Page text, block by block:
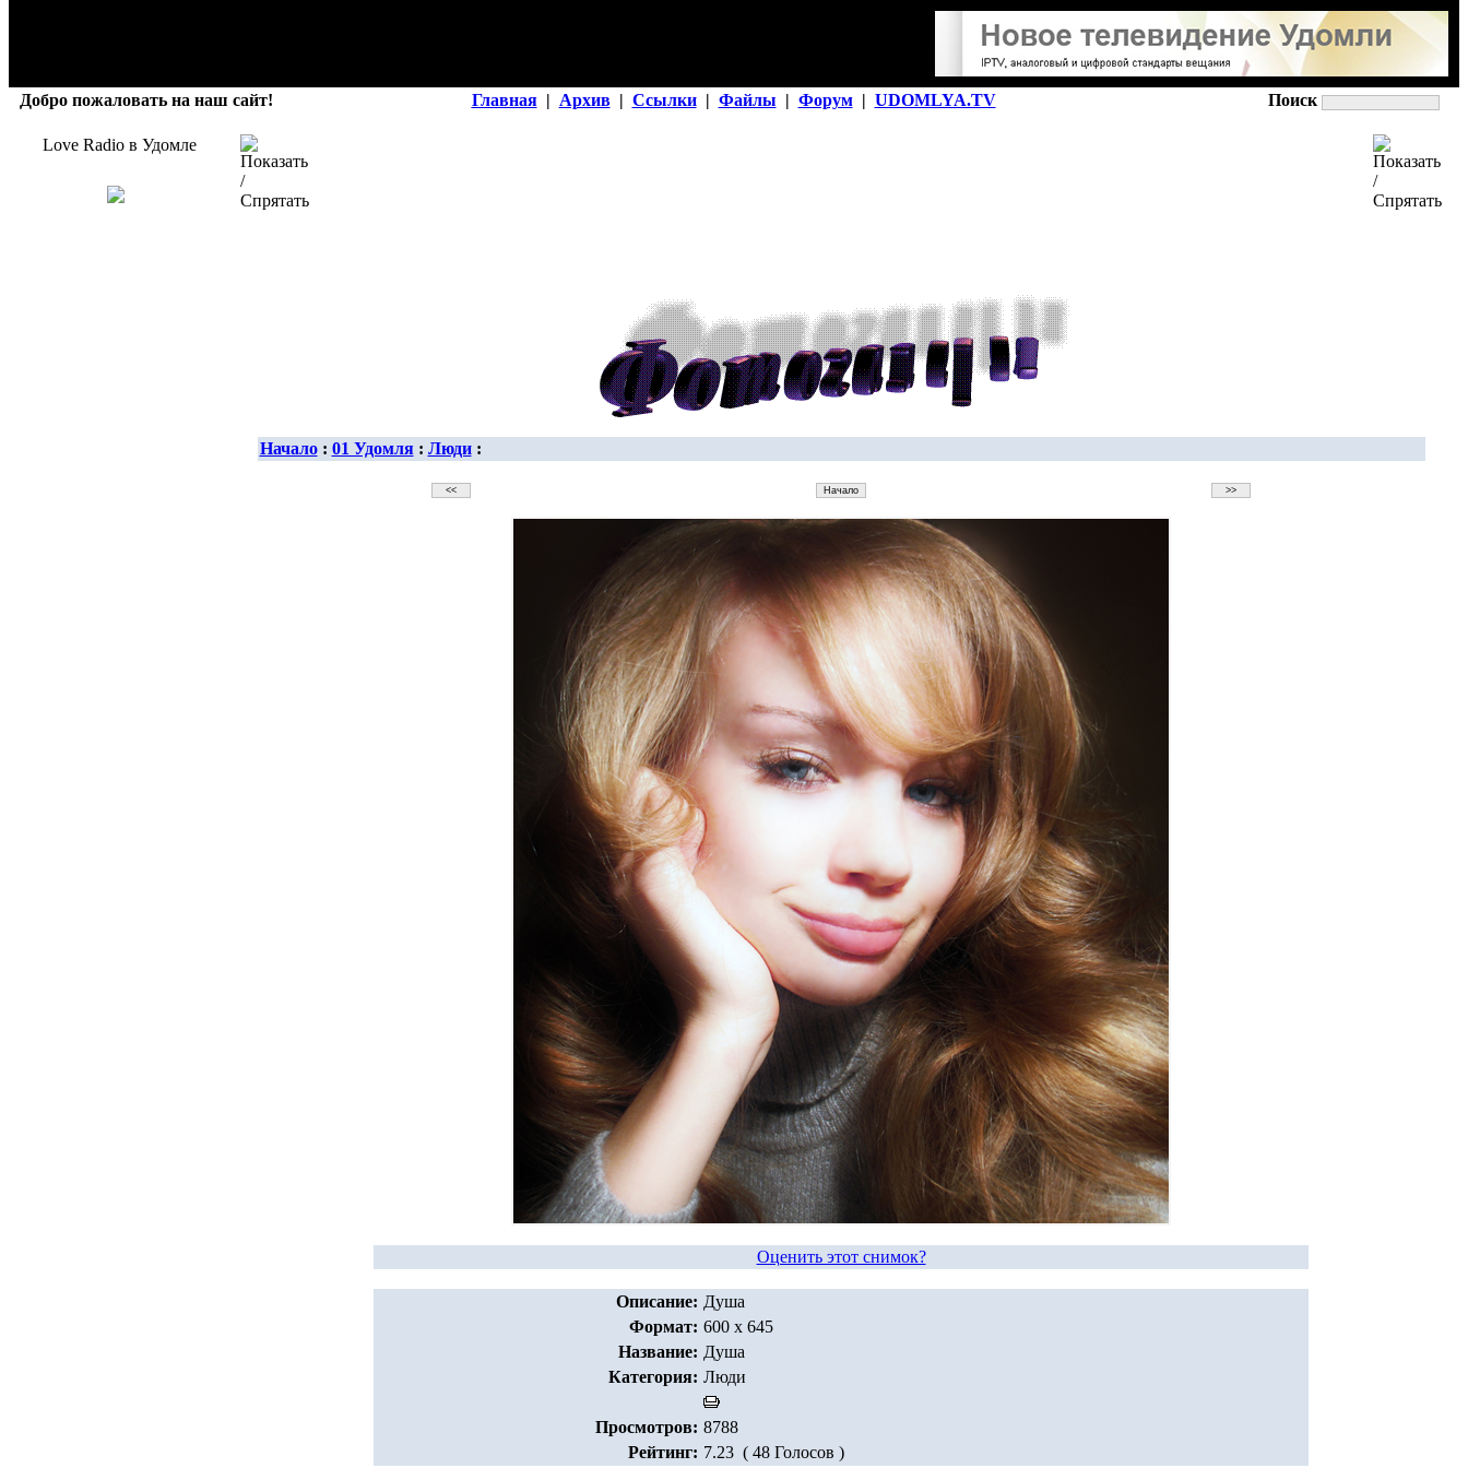
Добро пожаловать на наш сайт! Главная | Архив | Ссылки | Файлы | Форум | UDOMLYA.TV Поиск
Love Radio в Удомле
Начало: 01 Удомля: Люди:
Оценить этот снимок?
Описание: Душа
Формат: 600 x 645
Название: Душа
Категория: Люди
Просмотров: 8788
Рейтинг: 7.23 ( 48 Голосов )